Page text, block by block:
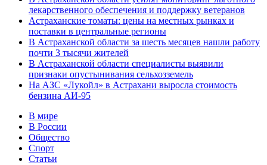
лекарственного обеспечения и поддержку ветеранов
Астраханские томаты: цены на местных рынках и
поставки в центральные регионы
В Астраханской области за шесть месяцев нашли работу
почти 3 тысячи жителей
В Астраханской области специалисты выявили
признаки опустынивания сельхозземель
На АЗС «Лукойл» в Астрахани выросла стоимость
бензина АИ-95
В мире
В России
Общество
Спорт
Статьи